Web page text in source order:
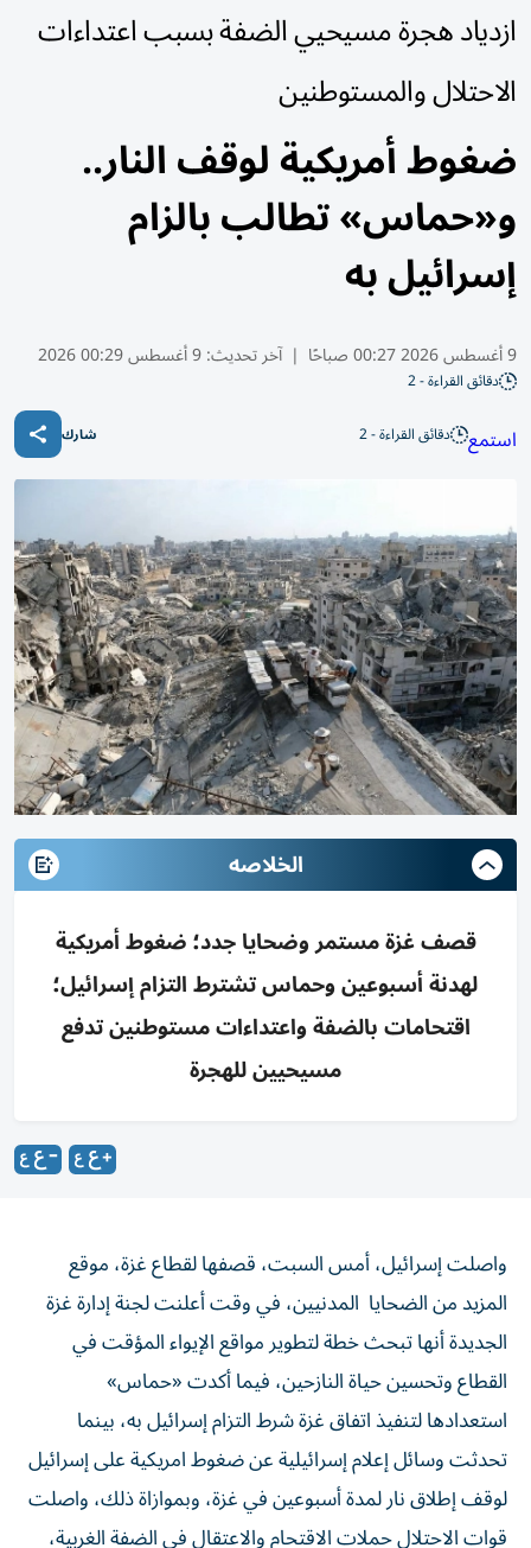
ازدياد هجرة مسيحيي الضفة بسبب اعتداءات
الاحتلال والمستوطنين
ضغوط أمريكية لوقف النار..
و«حماس» تطالب بالزام
إسرائيل به
9 أغسطس 2026 00:27 صباحًا | آخر تحديث:9 أغسطس 00:29 2026
دقائق القراءة - 2
استمع دقائق القراءة - 2 شارك
الخلاصه
قصف غزة مستمر وضحايا جدد؛ ضغوط أمريكية
لهدنة أسبوعين وحماس تشترط التزام إسرائيل؛
اقتحامات بالضفة واعتداءات مستوطنين تدفع
مسيحيين للهجرة
واصلت إسرائيل، أمس السبت، قصفها لقطاع غزة، موقع
المزيد من الضحايا المدنيين، في وقت أعلنت لجنة إدارة غزة
الجديدة أنها تبحث خطة لتطوير مواقع الإيواء المؤقت في
القطاع وتحسين حياة النازحين، فيما أكدت «حماس»
استعدادها لتنفيذ اتفاق غزة شرط التزام إسرائيل به، بينما
تحدثت وسائل إعلام إسرائيلية عن ضغوط امريكية على إسرائيل
لوقف إطلاق نار لمدة أسبوعين في غزة، وبموازاة ذلك، واصلت
قوات الاحتلال حملات الاقتحام والاعتقال في الضفة الغربية،